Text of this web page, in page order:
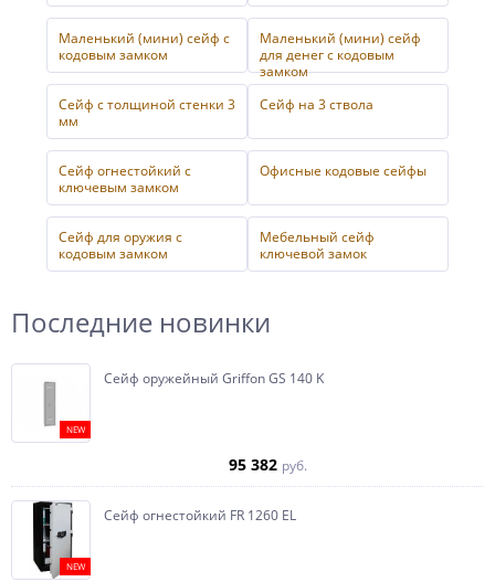
Маленький (мини) сейф с
кодовым замком
Маленький (мини) сейф
для денег с кодовым
замком
Сейф с толщиной стенки 3
мм
Сейф на 3 ствола
Сейф огнестойкий с
ключевым замком
Офисные кодовые сейфы
Сейф для оружия с
кодовым замком
Мебельный сейф
ключевой замок
Последние новинки
NEW
Сейф оружейный Griffon GS 140 K
95 382 руб.
NEW
Сейф огнестойкий FR 1260 EL